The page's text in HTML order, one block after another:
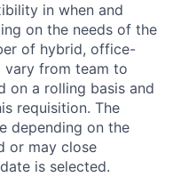
in when and
on the needs of the
of hybrid, office-
vary from team to
on a rolling basis and
requisition. The
depending on the
or may close
is selected.